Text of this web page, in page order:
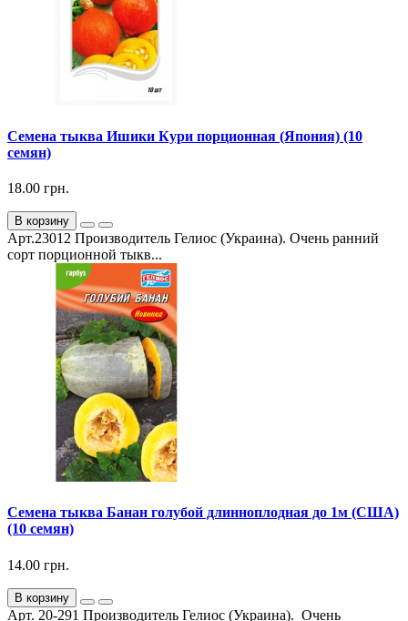
Семена тыква Ишики Кури порционная (Япония) (10
семян)
18.00 грн.
В корзину
Арт.23012 Производитель Гелиос (Украина). Очень ранний
сорт порционной тыкв...
Семена тыква Банан голубой длинноплодная до 1м (США)
(10 семян)
14.00 грн.
В корзину
Арт. 20-291 Производитель Гелиос (Украина). Очень